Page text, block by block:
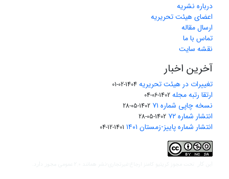
درباره نشریه
اعضای هیئت تحریریه
ارسال مقاله
تماس با ما
نقشه سایت
آخرین اخبار
تغییرات در هیئت تحریریه 1404-02-01
ارتقا رتبه مجله 1402-06-04
نسخه چاپی شماره ۷۱ 1402-05-28
انتشار شماره ۷۲ 1402-05-28
انتشار شماره پاییز-زمستان ۱۴۰۱ 1401-12-04